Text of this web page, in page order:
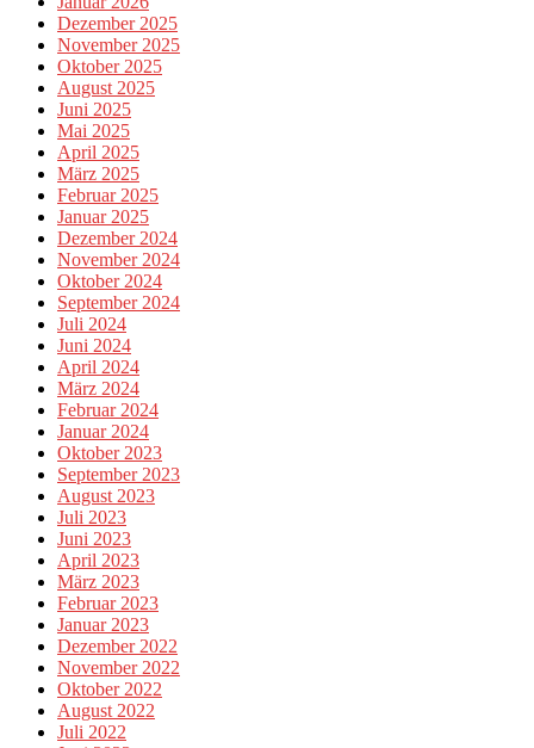
Dezember 2025
November 2025
Oktober 2025
August 2025
Juni 2025
Mai 2025
April 2025
März 2025
Februar 2025
Januar 2025
Dezember 2024
November 2024
Oktober 2024
September 2024
Juli 2024
Juni 2024
April 2024
März 2024
Februar 2024
Januar 2024
Oktober 2023
September 2023
August 2023
Juli 2023
Juni 2023
April 2023
März 2023
Februar 2023
Januar 2023
Dezember 2022
November 2022
Oktober 2022
August 2022
Juli 2022